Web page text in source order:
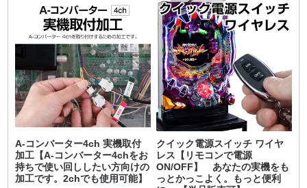
A-コンバーター4ch 実機取付
加工【A-コンバーター4chをお
持ちで使い回ししたい方向けの
加工です。2chでも使用可能】
クイック電源スイッチ ワイヤ
レス【リモコンで電源
ON/OFF】 あなたの実機をも
っとかっこよく。もっと便利